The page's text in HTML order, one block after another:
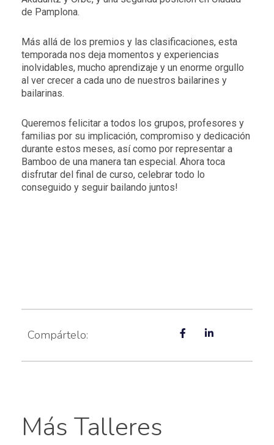
de Pamplona.
Más allá de los premios y las clasificaciones, esta
temporada nos deja momentos y experiencias
inolvidables, mucho aprendizaje y un enorme orgullo
al ver crecer a cada uno de nuestros bailarines y
bailarinas.
Queremos felicitar a todos los grupos, profesores y
familias por su implicación, compromiso y dedicación
durante estos meses, así como por representar a
Bamboo de una manera tan especial. Ahora toca
disfrutar del final de curso, celebrar todo lo
conseguido y seguir bailando juntos!
Compártelo:
Más Talleres